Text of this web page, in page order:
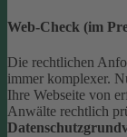
Web-Check (im
Die rechtlichen
immer komplexer.
Ihre Webseite von
Anwälte rechtlich